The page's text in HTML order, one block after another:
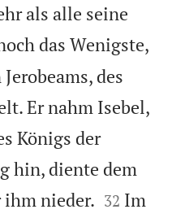
als alle seine
das Wenigste,
des
Er nahm Isebel,
Königs der
hin, diente dem
ihm nieder. 

32 Im